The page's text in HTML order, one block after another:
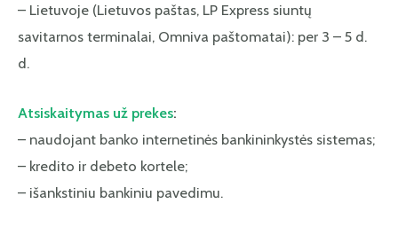
– Lietuvoje (Lietuvos paštas, LP Express siuntų
savitarnos terminalai, Omniva paštomatai): per 3 – 5 d.
d.
Atsiskaitymas už prekes:
– naudojant banko internetinės bankininkystės sistemas;
– kredito ir debeto kortele;
– išankstiniu bankiniu pavedimu.